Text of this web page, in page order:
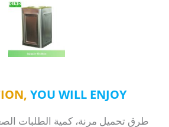
YOU WILL ENJOY
طرق تحميل مرنة، كمية الطلبات